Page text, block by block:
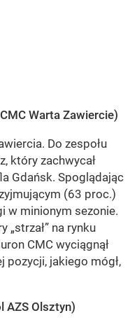
Warta Zawiercie)
Do zespołu
który zachwycał
Gdańsk. Spoglądając
(63 proc.)
w minionym sezonie.
na rynku
CMC wyciągnął
pozycji, jakiego mógł,
AZS Olsztyn)